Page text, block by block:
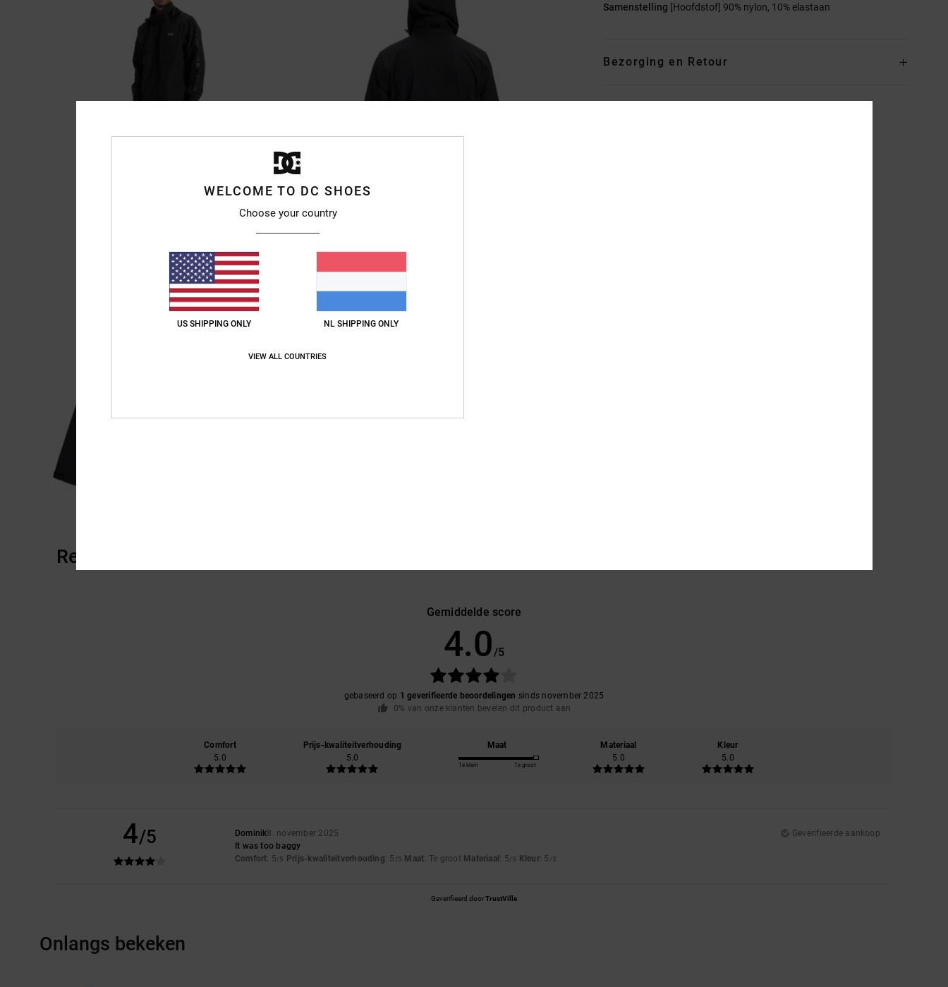
Samenstelling [Hoofdstof] 90% nylon, 10% elastaan
Bezorging en Retour
Reviews van klanten
Gemiddelde score
4.0/5
gebaseerd op 1 geverifieerde beoordelingen sinds november 2025
0% van onze klanten bevelen dit product aan
Comfort
5.0
Prijs-kwaliteitverhouding
5.0
Maat
Te klein Te groot
Materiaal
5.0
Kleur
5.0
4/5 Dominik8. november 2025
Geverifieerde aankoop
It was too baggy
Comfort: 5/5 Prijs-kwaliteitverhouding: 5 /5 Maat: Te groot Materiaal : 5/5 Kleur: 5 /5
Geverifieerd doorTrustVille
Onlangs bekeken
WELCOME TO DC SHOES
Choose your country
US SHIPPING ONLY NL SHIPPING ONLY
VIEW ALL COUNTRIES